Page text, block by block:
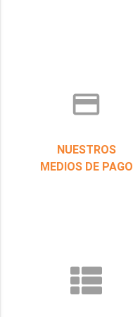
credit_card
NUESTROS
MEDIOS DE PAGO